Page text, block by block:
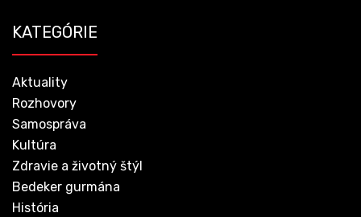
KATEGÓRIE
Aktuality
Rozhovory
Samospráva
Kultúra
Zdravie a životný štýl
Bedeker gurmána
História